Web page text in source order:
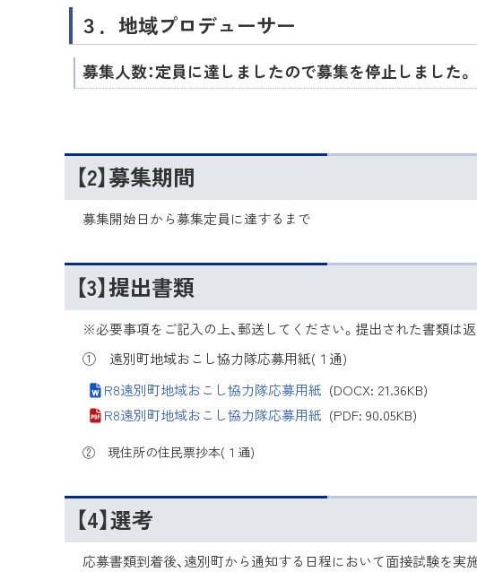
３．地域プロデューサー
募集人数：定員に達しましたので募集を停止しました。
【2】募集期間
募集開始日から募集定員に達するまで
【3】提出書類
※必要事項をご記入の上、郵送してください。提出された書類は返
① 遠別町地域おこし協力隊応募用紙(１通)
R8遠別町地域おこし協力隊応募用紙 (DOCX: 21.36KB)
R8遠別町地域おこし協力隊応募用紙 (PDF: 90.05KB)
② 現住所の住民票抄本(１通)
【4】選考
応募書類到着後、遠別町から通知する日程において面接試験を実